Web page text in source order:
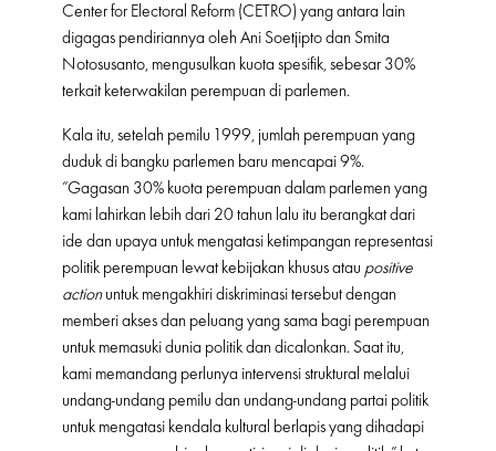
Center for Electoral Reform (CETRO) yang antara lain
digagas pendiriannya oleh Ani Soetjipto dan Smita
Notosusanto, mengusulkan kuota spesifik, sebesar 30%
terkait keterwakilan perempuan di parlemen.
Kala itu, setelah pemilu 1999, jumlah perempuan yang
duduk di bangku parlemen baru mencapai 9%.
“Gagasan 30% kuota perempuan dalam parlemen yang
kami lahirkan lebih dari 20 tahun lalu itu berangkat dari
ide dan upaya untuk mengatasi ketimpangan representasi
politik perempuan lewat kebijakan khusus atau positive
actionuntuk mengakhiri diskriminasi tersebut dengan
memberi akses dan peluang yang sama bagi perempuan
untuk memasuki dunia politik dan dicalonkan. Saat itu,
kami memandang perlunya intervensi struktural melalui
undang-undang pemilu dan undang-undang partai politik
untuk mengatasi kendala kultural berlapis yang dihadapi